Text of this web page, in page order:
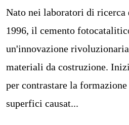
Nato nei laboratori di
1996, il cemento
un'innovazione
materiali da costruzione.
per contrastare la
superfici causat...